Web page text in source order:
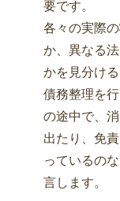
要です。
各々の実際
か、異なる
かを見分け
債務整理を
の途中で、
出たり、免
っているの
言します。